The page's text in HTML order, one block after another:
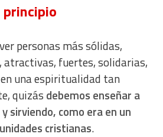
principio
personas más sólidas,
atractivas, fuertes, solidarias,
una espiritualidad tan
quizás debemos enseñar a
sirviendo, como era en un
cristianas.